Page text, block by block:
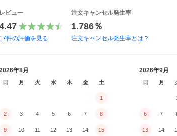
レビュー
17件の評価を見る
注文キャンセル発生率
1.786％
注文キャンセル発生率とは？
年8月
日 月 火 水 木 金 土
1
2 3 4 5 6 7 8
9 10 11 12 13 14 15
2026年9月
日 月
6 7
13 14